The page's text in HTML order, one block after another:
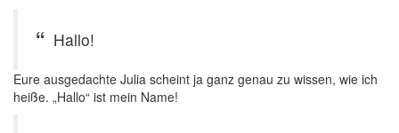
Hallo!
Eure ausgedachte Julia scheint ja ganz genau zu wissen, wie ich
heiße. „Hallo“ ist mein Name!